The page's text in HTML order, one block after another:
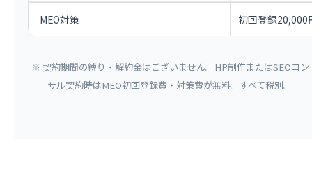
MEO対策 初回登録20,000
※ 契約期間の縛り・解約金はございません。HP制作またはSEOコン
サル契約時はMEO初回登録費・対策費が無料。すべて税別。